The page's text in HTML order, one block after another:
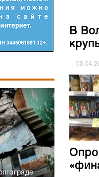
В